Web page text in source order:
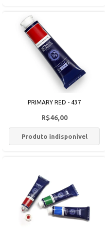
PRIMARY RED - 437
R$46,00
Produto indisponível